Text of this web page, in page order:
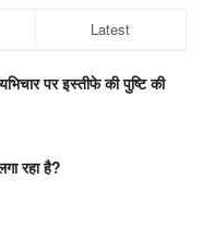
Latest
पर इस्तीफे की पुष्टि की
रहा है?